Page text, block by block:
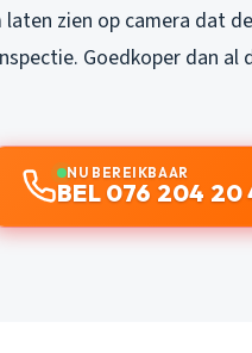
zien op camera dat
Goedkoper dan
NU BEREIKBAAR
BEL 076 204 20